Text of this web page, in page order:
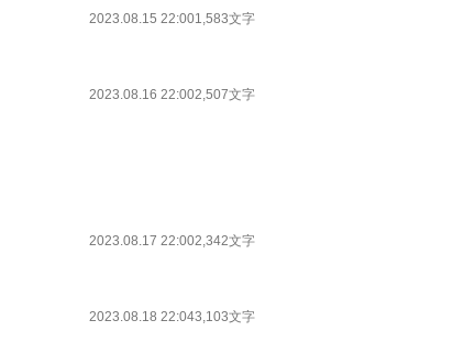
2023.08.15 22:001,583文字
2023.08.16 22:002,507文字
2023.08.17 22:002,342文字
2023.08.18 22:043,103文字